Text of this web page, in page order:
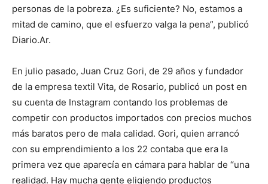
personas de la pobreza. ¿Es suficiente? No, estamos a
mitad de camino, que el esfuerzo valga la pena”, publicó
Diario.Ar.
En julio pasado, Juan Cruz Gori, de 29 años y fundador
de la empresa textil Vita, de Rosario, publicó un post en
su cuenta de Instagram contando los problemas de
competir con productos importados con precios muchos
más baratos pero de mala calidad. Gori, quien arrancó
con su emprendimiento a los 22 contaba que era la
primera vez que aparecía en cámara para hablar de “una
realidad. Hay mucha gente eligiendo productos